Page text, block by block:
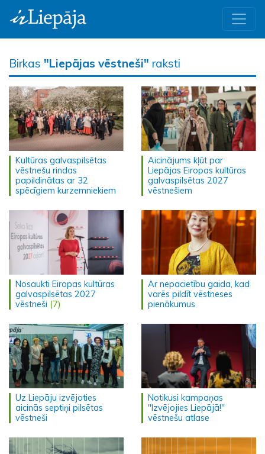
Birkas "Liepājas vēstneši" raksti
Kultūras galvaspilsētas
vēstnešu rindas
papildinātas ar 32
spēcīgiem kurzemniekiem
Aicinājums kļūt par
Liepājas Eiropas kultūras
galvaspilsētas 2027
vēstnešiem
Nosaukti Eiropas kultūras
galvaspilsētas 2027
vēstneši (7)
Ar nepacietību gaida, kad
varēs pildīt vēstneses
pienākumus
Uz Liepāju izvējoties
aicinās septiņi pilsētas
vēstneši
Notikusi kampaņas
"Izvējojies Liepājā!"
vēstnešu atlase